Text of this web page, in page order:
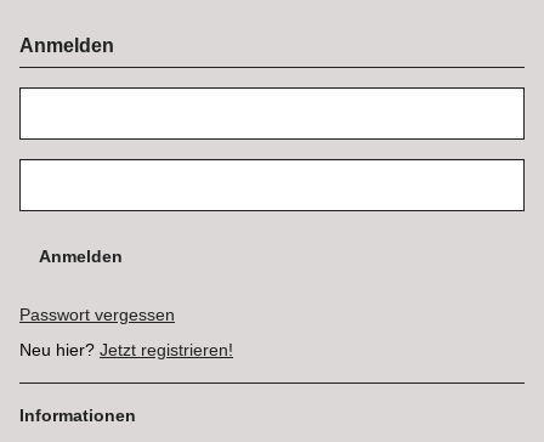
Anmelden
Anmelden
Passwort vergessen
Neu hier? Jetzt registrieren!
Informationen